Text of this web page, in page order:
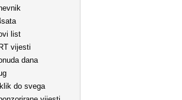
list
vijesti
dana
do svega